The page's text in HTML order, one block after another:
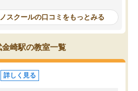
く、親身なコー
滞期もモチベー
た。「やらされ
ための勉強」へ
目標校への合
の仕方をコーチングして
ルなので、家での学習習
身につきました。結果と
た英語の偏差値が10以上
していた公立高校に無事
た。自分から学ぶ姿勢を
スクールの口コミをもっとみる
金崎駅の教室一覧
詳しく見る